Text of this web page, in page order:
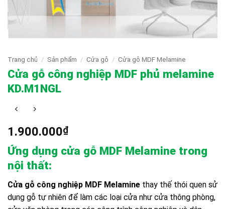
Trang chủ / Sản phẩm / Cửa gỗ / Cửa gỗ MDF Melamine
Cửa gỗ công nghiệp MDF phủ melamine
KD.M1NGL
1.900.000₫
Ứng dụng cửa gỗ MDF Melamine trong
nội thất:
Cửa gỗ công nghiệp MDF Melamine thay thế thói quen sử
dụng gỗ tự nhiên để làm các loại cửa như cửa thông phòng,